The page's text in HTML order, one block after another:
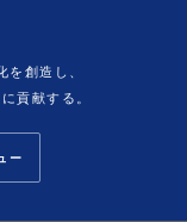
創造し、
貢献する。
ー